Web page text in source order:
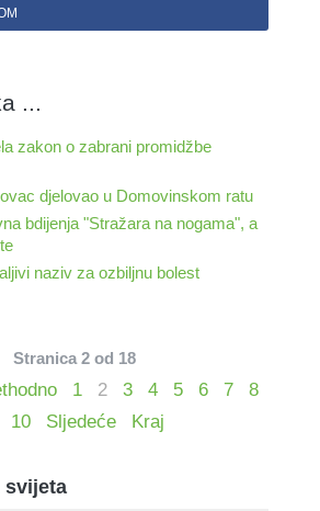
...
zakon o zabrani promidžbe
djelovao u Domovinskom ratu
bdijenja "Stražara na nogama", a
naziv za ozbiljnu bolest
Stranica 2 od 18
1 2 3 4 5 6 7
8
10 Sljedeće Kraj
svijeta